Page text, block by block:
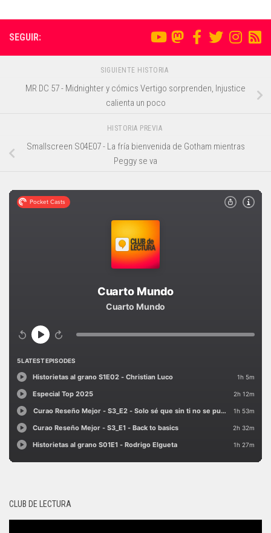
SEGUIR:
SIGUIENTE HISTORIA
MR DC 57 - Midnighter y cómics Vertigo sorprenden, Injustice
calienta un poco
HISTORIA PREVIA
Smallscreen S04E07 - La fría bienvenida de Gotham mientras
Peggy se va
CLUB DE LECTURA